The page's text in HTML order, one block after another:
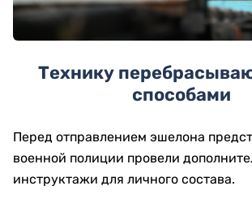
Технику
способами
Перед отправлением эшелона
военной полиции провели
инструктажи для личного состава.